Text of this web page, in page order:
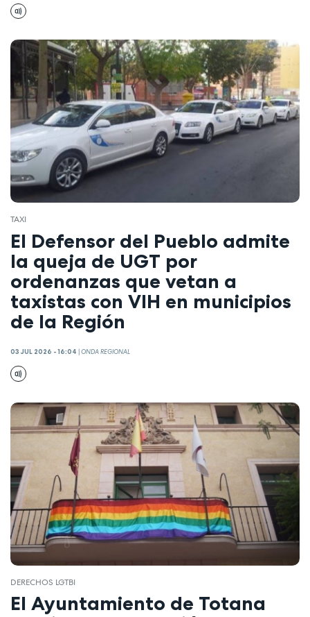
TAXI
El Defensor del Pueblo admite
la queja de UGT por
ordenanzas que vetan a
taxistas con VIH en municipios
de la Región
03 JUL 2026 - 16:04 |ONDA REGIONAL
DERECHOS LGTBI
El Ayuntamiento de Totana